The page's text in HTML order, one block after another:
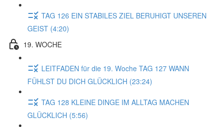
TAG 126 EIN STABILES ZIEL BERUHIGT UNSEREN
GEIST (4:20)
19. WOCHE
LEITFADEN für die 19. Woche TAG 127 WANN
FÜHLST DU DICH GLÜCKLICH (23:24)
TAG 128 KLEINE DINGE IM ALLTAG MACHEN
GLÜCKLICH (5:56)